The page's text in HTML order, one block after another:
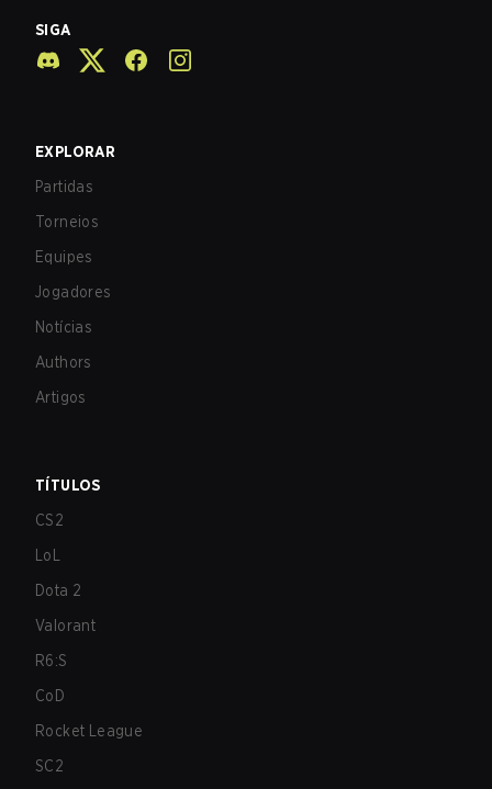
SIGA
EXPLORAR
Partidas
Torneios
Equipes
Jogadores
Notícias
Authors
Artigos
TÍTULOS
CS2
LoL
Dota 2
Valorant
R6:S
CoD
Rocket League
SC2